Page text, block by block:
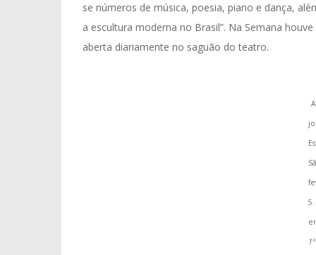
se números de música, poesia, piano e dança,
a escultura moderna no Brasil”. Na Semana
aberta diariamente no saguão do teatro.
5.